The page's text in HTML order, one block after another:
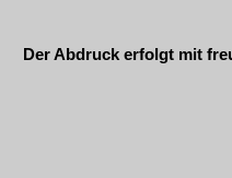
Der Abdruck erfolgt mit